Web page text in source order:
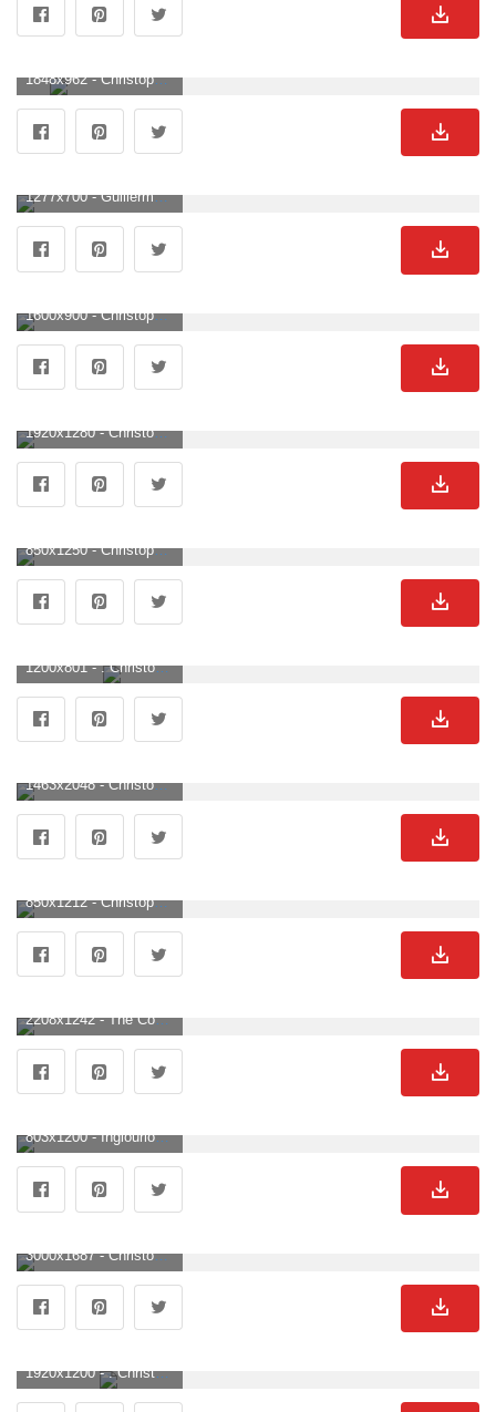
1848x962 - Christoph Waltz. Christoph Waltz Hintergrundbild.
1277x700 - Guillermo del Toro's 'Frankenstein' Adds Christoph Waltz to Cast. Christoph Waltz Bild.
1600x900 - Christoph Waltz Is Among the Stars Set for Woody Allen's New Film. Christoph Waltz Hintergrundbild für Computer.
1920x1280 - Christoph Waltz 4k Wallpaper. Christoph Waltz Bild.
850x1250 - Christoph Waltz HD phone wallpaper. Christoph Waltz Hintergrund .
1200x801 - . Christoph Waltz Hintergrundbild für Computer.
1463x2048 - Christoph Waltz Has Some Thoughts. Christoph Waltz Hintergrundbild.
850x1212 - Christoph Waltz 25 of 49 pics, phone wallpaper. Christoph Waltz Bild.
2208x1242 - The Consultant”: Die Horror Comedy Serie Mit Christoph Waltz Ist Perfekt Nach Einem Langen Tag Im Office. Christoph Waltz Hintergrundbild für Computer.
803x1200 - Inglourious Basterds. Inglourious basterds, Iconic movie posters, Movie wallpaper. Christoph Waltz Hintergrund .
3000x1687 - Christoph Waltz Has Some Thoughts. Christoph Waltz Hintergrundbild.
1920x1200 - . Christoph Waltz Hintergrundbild für Computer.